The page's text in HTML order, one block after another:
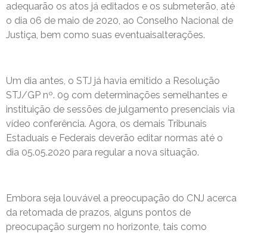
adequarão os atos já editados e os submeterão, até
o dia 06 de maio de 2020, ao Conselho Nacional de
Justiça, bem como suas eventuaisalterações.
Um dia antes, o STJ já havia emitido a Resolução
STJ/GP nº. 09 com determinações semelhantes e
instituição de sessões de julgamento presenciais via
vídeo conferência. Agora, os demais Tribunais
Estaduais e Federais deverão editar normas até o
dia 05.05.2020 para regular a nova situação.
Embora seja louvável a preocupação do CNJ acerca
da retomada de prazos, alguns pontos de
preocupação surgem no horizonte, tais como